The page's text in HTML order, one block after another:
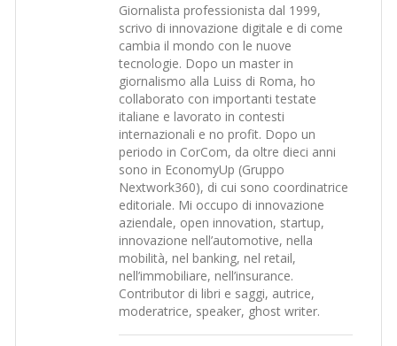
Giornalista professionista dal 1999,
scrivo di innovazione digitale e di come
cambia il mondo con le nuove
tecnologie. Dopo un master in
giornalismo alla Luiss di Roma, ho
collaborato con importanti testate
italiane e lavorato in contesti
internazionali e no profit. Dopo un
periodo in CorCom, da oltre dieci anni
sono in EconomyUp (Gruppo
Nextwork360), di cui sono coordinatrice
editoriale. Mi occupo di innovazione
aziendale, open innovation, startup,
innovazione nell’automotive, nella
mobilità, nel banking, nel retail,
nell’immobiliare, nell’insurance.
Contributor di libri e saggi, autrice,
moderatrice, speaker, ghost writer.